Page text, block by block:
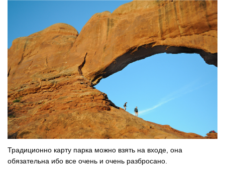
Традиционно карту парка можно взять на входе, она
обязательна ибо все очень и очень разбросано.